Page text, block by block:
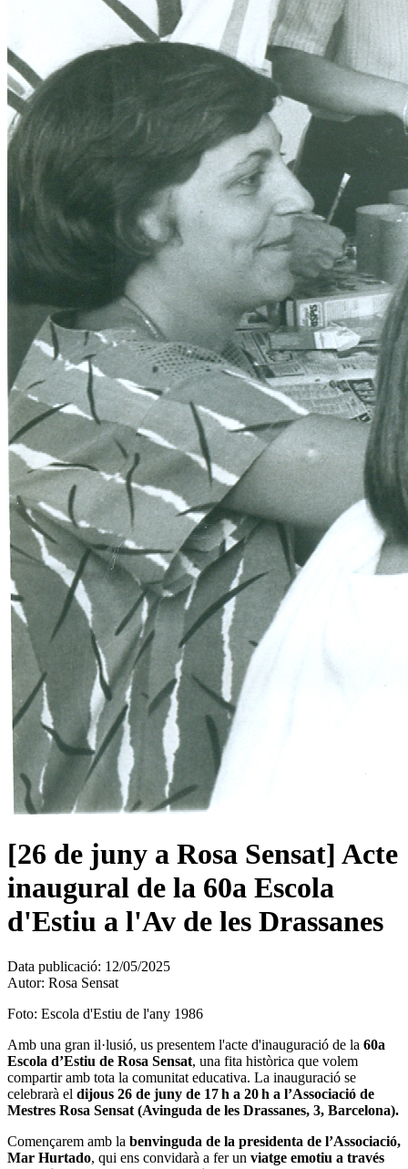
[26 de juny a Rosa Sensat] Acte
inaugural de la 60a Escola
d'Estiu a l'Av de les Drassanes
Data publicació: 12/05/2025
Autor: Rosa Sensat
Foto: Escola d'Estiu de l'any 1986
Amb una gran il·lusió, us presentem l'acte d'inauguració de la 60a
Escola d’Estiu de Rosa Sensat, una fita històrica que volem
compartir amb tota la comunitat educativa. La inauguració se
celebrarà el dijous 26 de juny de 17 h a 20 h a l’Associació de
Mestres Rosa Sensat (Avinguda de les Drassanes, 3, Barcelona).
Començarem amb la benvinguda de la presidenta de l’Associació,
Mar Hurtado, qui ens convidarà a fer un viatge emotiu a través